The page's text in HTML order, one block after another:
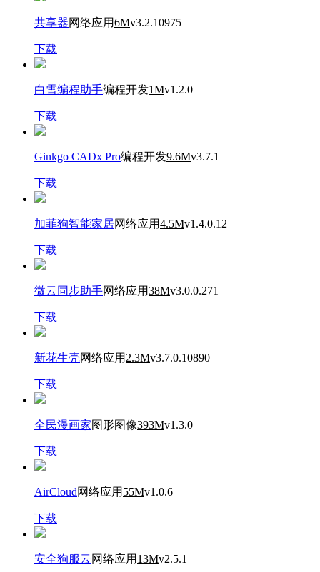
共享器网络应用6Mv3.2.10975
下载
白雪编程助手编程开发1Mv1.2.0
下载
Ginkgo CADx Pro编程开发9.6Mv3.7.1
下载
加菲狗智能家居网络应用4.5Mv1.4.0.12
下载
微云同步助手网络应用38Mv3.0.0.271
下载
新花生壳网络应用 2.3Mv3.7.0.10890
下载
全民漫画家图形图像393Mv1.3.0
下载
AirCloud网络应用 55Mv1.0.6
下载
安全狗服云网络应用 13Mv2.5.1